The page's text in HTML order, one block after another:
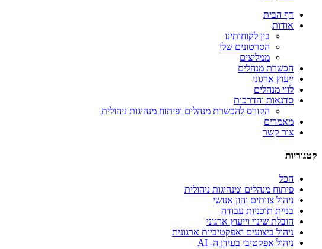
דף הבית
אודות
בין לקוחותינו
הסרטונים שלי
ממליצים
הכשרת מנהלים
ייעוץ ארגוני
לווי מנהלים
סדנאות והדרכות
הקורס להכשרת מנהלים ופיתוח מנהיגות ניהולית
מאמרים
צור קשר
קטגוריות
הכל
פיתוח מנהלים ומנהיגות ניהולית
ניהול צוותים והון אנושי
בניית תוכניות עבודה
הובלת שינוי וייעוץ ארגוני
ניהול ביצועים ואפקטיביות ארגונית
ניהול אפקטיבי בעידן ה- AI